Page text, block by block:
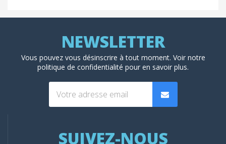
Vous pouvez vous désinscrire à tout moment. Voir notre
politique de confidentialité pour en savoir plus.
SUIVEZ-NOUS